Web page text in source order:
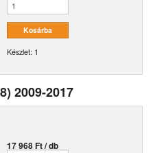
Készlet: 1
2009-2017
17 968 Ft / db